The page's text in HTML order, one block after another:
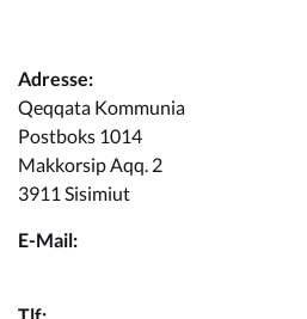
Selvbetjening
Adresse:
Qeqqata Kommunia
Postboks 1014
Makkorsip Aqq. 2
3911 Sisimiut
E-Mail: